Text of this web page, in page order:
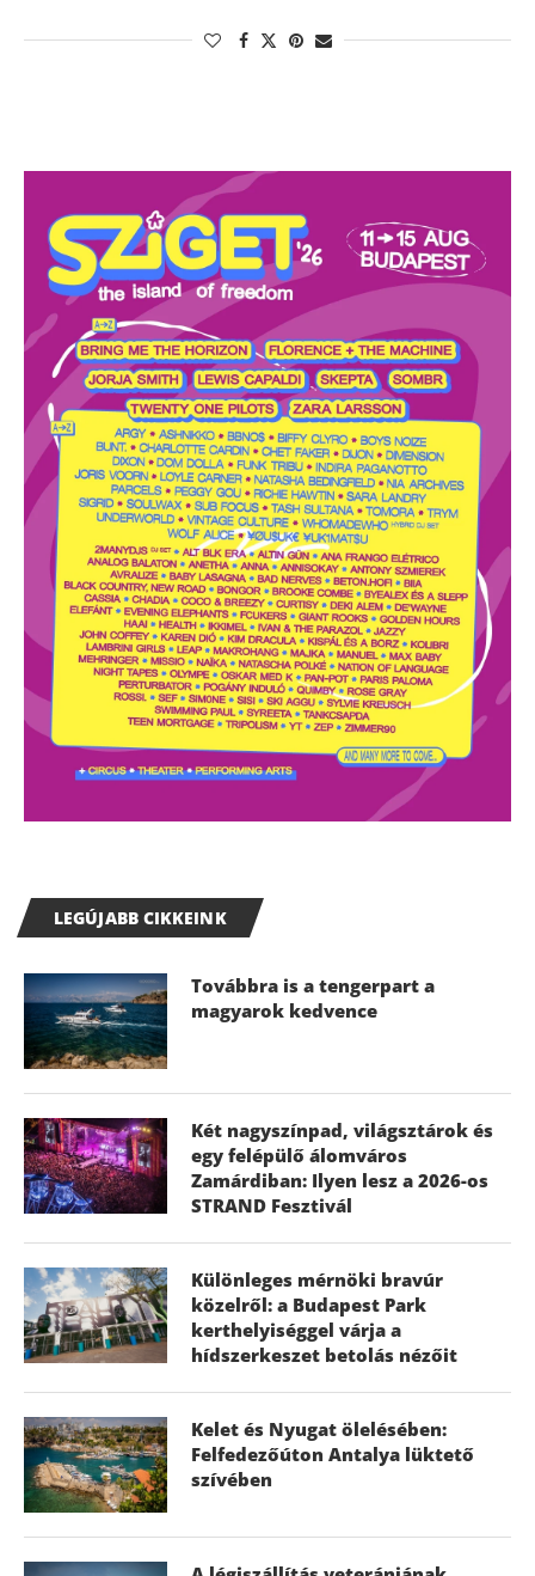
LEGÚJABB CIKKEINK
Továbbra is a tengerpart a
magyarok kedvence
Két nagyszínpad, világsztárok és
egy felépülő álomváros
Zamárdiban: Ilyen lesz a 2026-os
STRAND Fesztivál
Különleges mérnöki bravúr
közelről: a Budapest Park
kerthelyiséggel várja a
hídszerkeszet betolás nézőit
Kelet és Nyugat ölelésében:
Felfedezőúton Antalya lüktető
szívében